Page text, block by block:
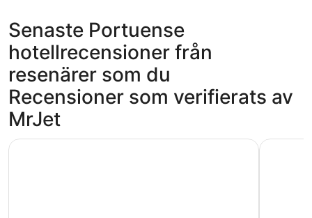
Senaste Portuense
hotellrecensioner från
resenärer som du
Recensioner som verifierats av
MrJet
The Hive Hotel Massimi